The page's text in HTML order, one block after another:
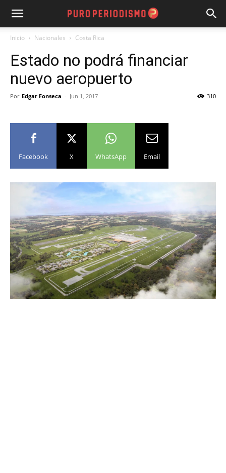
Inicio Nacionales Costa Rica
Estado no podrá financiar
nuevo aeropuerto
Por Edgar Fonseca - Jun 1, 2017 310
Facebook X WhatsApp Email